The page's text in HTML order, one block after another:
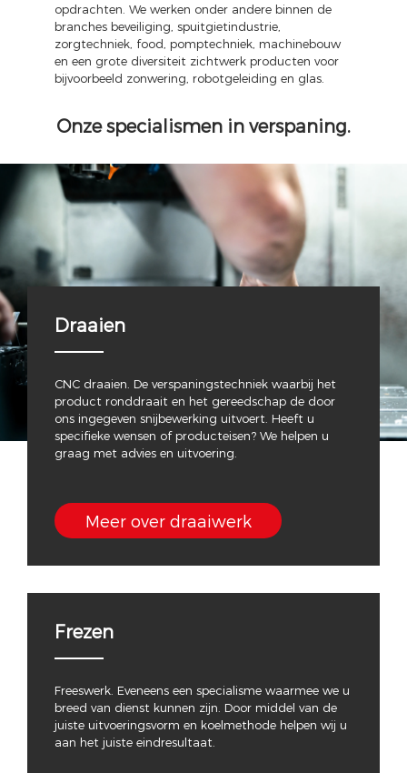
opdrachten. We werken onder andere binnen de
branches beveiliging, spuitgietindustrie,
zorgtechniek, food, pomptechniek, machinebouw
en een grote diversiteit zichtwerk producten voor
bijvoorbeeld zonwering, robotgeleiding en glas.
Onze specialismen in verspaning.
Draaien
CNC draaien. De verspaningstechniek waarbij het
product ronddraait en het gereedschap de door
ons ingegeven snijbewerking uitvoert. Heeft u
specifieke wensen of producteisen? We helpen u
graag met advies en uitvoering.
Meer over draaiwerk
Frezen
Freeswerk. Eveneens een specialisme waarmee we u
breed van dienst kunnen zijn. Door middel van de
juiste uitvoeringsvorm en koelmethode helpen wij u
aan het juiste eindresultaat.